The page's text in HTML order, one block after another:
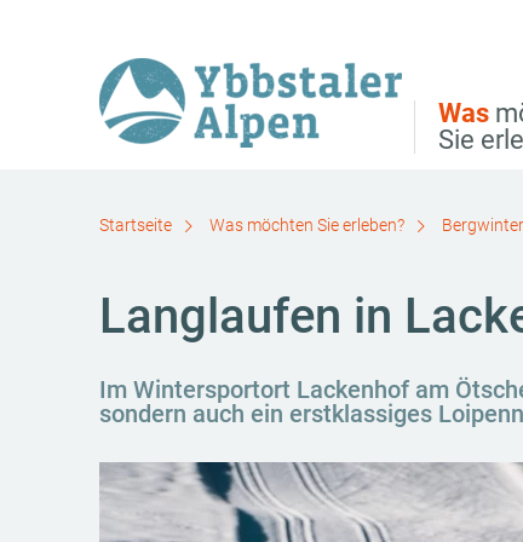
Was
Sie
Startseite Was möchten Sie erleben? Bergwinter
Langlaufen in
Im Wintersportort Lackenhof am
sondern auch ein erstklassiges